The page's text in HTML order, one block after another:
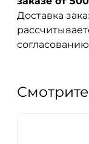
Доставка